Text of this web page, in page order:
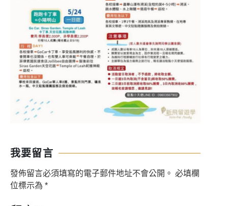
我要留言
發佈留言必須填寫的電子郵件地址不會公開。 必填欄
位標示為 *